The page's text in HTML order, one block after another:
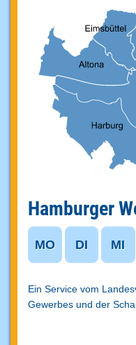
Hamburger
MO DI MI
Ein Service vom
Gewerbes und der